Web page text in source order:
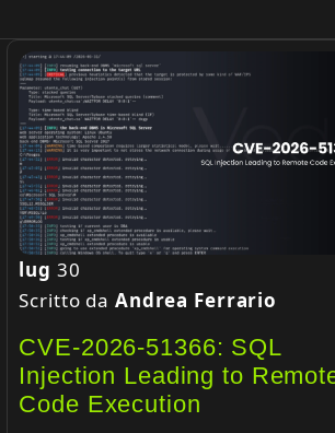
lug 30
Scritto da Andrea Ferrario
CVE-2026-51366: SQL
Injection Leading to
Code Execution